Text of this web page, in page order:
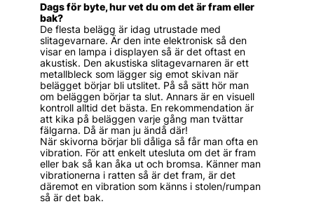
Dags för byte, hur vet du om det är fram eller
bak?
De flesta belägg är idag utrustade med
slitagevarnare. Är den inte elektronisk så den
visar en lampa i displayen så är det oftast en
akustisk. Den akustiska slitagevarnaren är ett
metallbleck som lägger sig emot skivan när
belägget börjar bli utslitet. På så sätt hör man
om beläggen börjar ta slut. Annars är en visuell
kontroll alltid det bästa. En rekommendation är
att kika på beläggen varje gång man tvättar
fälgarna. Då är man ju ändå där!
När skivorna börjar bli dåliga så får man ofta en
vibration. För att enkelt utesluta om det är fram
eller bak så kan åka ut och bromsa. Känner man
vibrationerna i ratten så är det fram, är det
däremot en vibration som känns i stolen/rumpan
så är det bak.